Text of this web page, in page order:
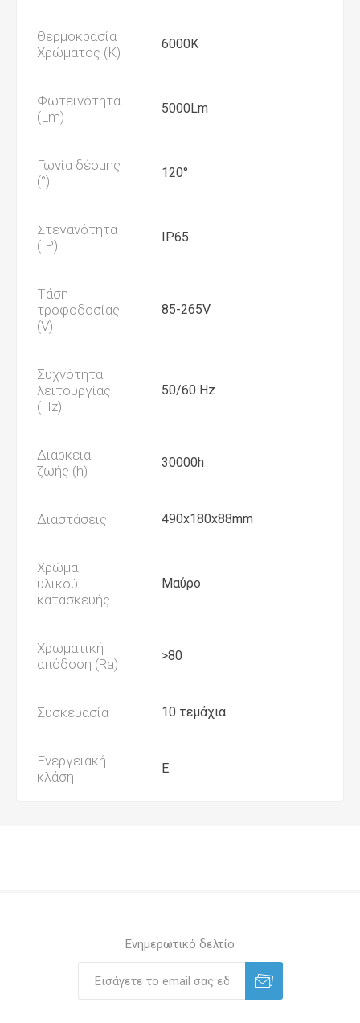
Θερμοκρασία
Χρώματος (K)
6000Κ
Φωτεινότητα
(Lm)
5000Lm
Γωνία δέσμης
(°)
120°
Στεγανότητα
(IP)
IP65
Τάση
τροφοδοσίας
(V)
85-265V
Συχνότητα
λειτουργίας
(Hz)
50/60 Hz
Διάρκεια
ζωής (h)
30000h
Διαστάσεις 490x180x88mm
Χρώμα
υλικού
κατασκευής
Μαύρο
Χρωματική
απόδοση (Ra)
>80
Συσκευασία 10 τεμάχια
Ενεργειακή
κλάση
Ε
Ενημερωτικό δελτίο